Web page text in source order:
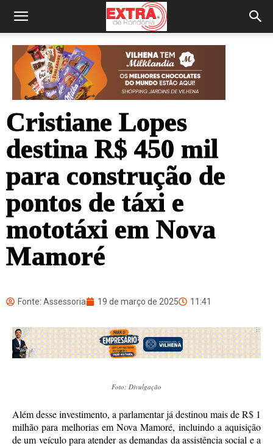
Cristiane Lopes
destina R$ 450 mil
para construção de
pontos de táxi e
mototáxi em Nova
Mamoré
Fonte: Assessoria 19 de março de 2025 11:41
Foto: Divulgação
Além desse investimento, a parlamentar já destinou mais de R$ 1
milhão para melhorias em Nova Mamoré, incluindo a aquisição
de um veículo para atender as demandas da assistência social e a